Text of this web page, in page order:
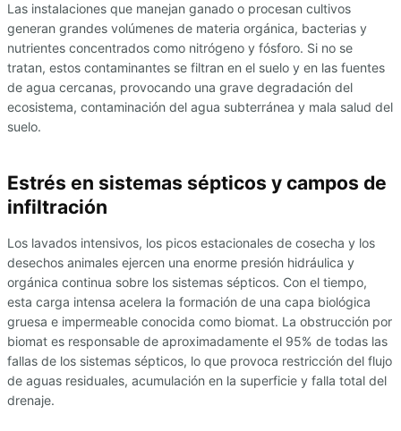
Las instalaciones que manejan ganado o procesan cultivos
generan grandes volúmenes de materia orgánica, bacterias y
nutrientes concentrados como nitrógeno y fósforo. Si no se
tratan, estos contaminantes se filtran en el suelo y en las fuentes
de agua cercanas, provocando una grave degradación del
ecosistema, contaminación del agua subterránea y mala salud del
suelo.
Estrés en sistemas sépticos y campos de
infiltración
Los lavados intensivos, los picos estacionales de cosecha y los
desechos animales ejercen una enorme presión hidráulica y
orgánica continua sobre los sistemas sépticos. Con el tiempo,
esta carga intensa acelera la formación de una capa biológica
gruesa e impermeable conocida como biomat. La obstrucción por
biomat es responsable de aproximadamente el 95% de todas las
fallas de los sistemas sépticos, lo que provoca restricción del flujo
de aguas residuales, acumulación en la superficie y falla total del
drenaje.